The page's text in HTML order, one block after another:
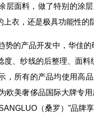
层面料，做了特别的涂
上衣，还是极具功能性的
的产品开发中，华佳的
、纱线的后整理、面
，所有的产品均使用高
欧美奢侈品国际大牌专
（桑罗）”品牌享